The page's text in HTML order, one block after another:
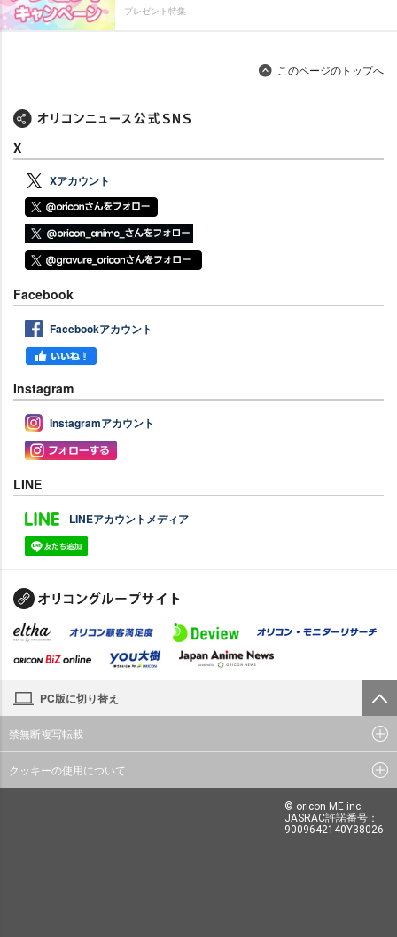
プレゼント特集
このページのトップへ
X
Xアカウント
Facebook
Facebookアカウント
Instagram
Instagramアカウント
LINE
LINEアカウントメディア
PC版に切り替え
禁無断複写転載
クッキーの使用について
© oricon ME inc.
JASRAC許諾番号：
9009642140Y38026